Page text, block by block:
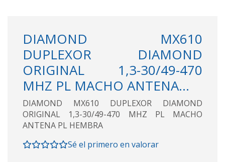
DIAMOND MX610
DUPLEXOR DIAMOND
ORIGINAL 1,3-30/49-470
MHZ PL MACHO ANTENA...
DIAMOND MX610 DUPLEXOR DIAMOND
ORIGINAL 1,3-30/49-470 MHZ PL MACHO
ANTENA PL HEMBRA
Sé el primero en valorar